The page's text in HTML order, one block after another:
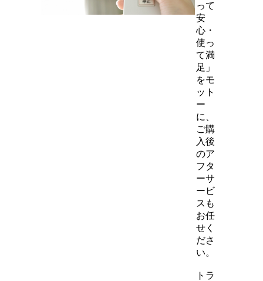
って
安
心・
使っ
て満
足」
をモ
ット
ー
に、
ご購
入後
のア
フタ
ーサ
ービ
スも
お任
せく
ださ
い。
トラ